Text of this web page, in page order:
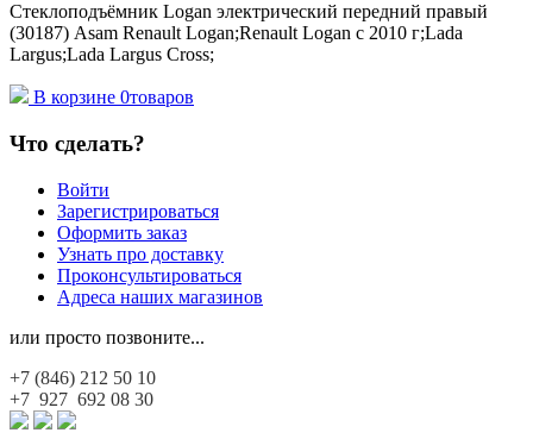
Стеклоподъёмник Logan электрический передний правый
(30187) Asam Renault Logan;Renault Logan c 2010 г;Lada
Largus;Lada Largus Cross;
В корзине 0товаров
Что сделать?
Войти
Зарегистрироваться
Оформить заказ
Узнать про доставку
Проконсультироваться
Адреса наших магазинов
или просто позвоните...
+7 (846) 212 50 10
+7 927 692 08 30